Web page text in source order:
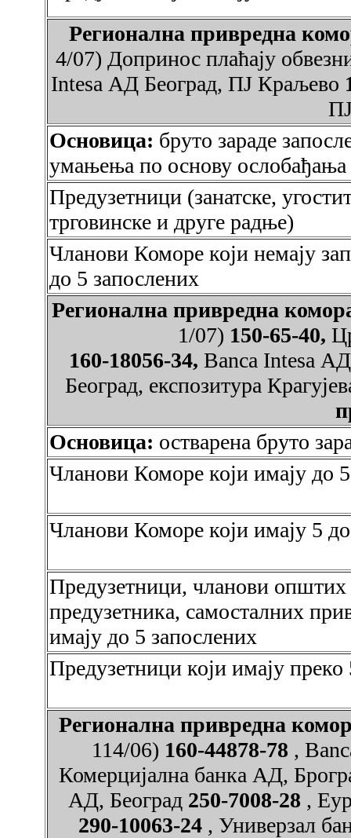
Регионална привредна
4/07) Допринос плаћају
Intesa АД Београд, ПЈ Краљево
Основица: бруто зараде
умањења по основу
Предузетници (занатске,
трговинске и друге радње)
Чланови Коморе који немају
до 5 запослених
Регионална привредна
1/07) 150-65-40,
160-18056-34, Banca Intesa
Београд, експозитура
Основица: остварена бруто
Чланови Коморе који имају до
Чланови Коморе који имају 5
Предузетници, чланови
предузетника, самосталних
имају до 5 запослених
Предузетници који имају преко
Регионална привредна
114/06) 160-44878-78 ,
Комерцијална банка АД,
АД, Београд 250-7008-28 ,
290-10063-24 , Универзал